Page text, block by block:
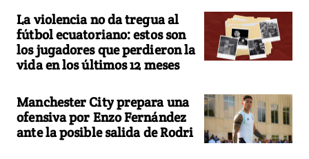
La violencia no da tregua al
fútbol ecuatoriano: estos son
los jugadores que perdieron la
vida en los últimos 12 meses
Manchester City prepara una
ofensiva por Enzo Fernández
ante la posible salida de Rodri